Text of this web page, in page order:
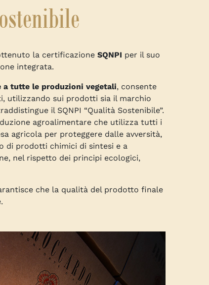
la certificazione SQNPI per il suo
integrata.
a tutte le produzioni vegetali, consente
utilizzando sui prodotti sia il marchio
il SQNPI “Qualità Sostenibile”.
agroalimentare che utilizza tutti i
agricola per proteggere dalle avversità,
di prodotti chimici di sintesi e a
nel rispetto dei principi ecologici,
che la qualità del prodotto finale